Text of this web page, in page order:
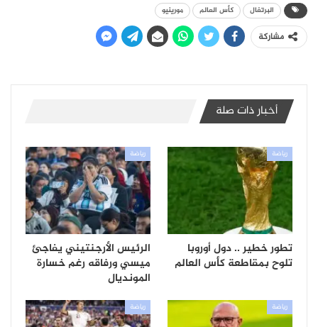
البرتغال كأس العالم مورينيو
مشاركة
أخبار ذات صلة
رياضة
تطور خطير .. دول أوروبا
تلوح بمقاطعة كأس العالم
رياضة
الرئيس الأرجنتيني يفاجئ
ميسي ورفاقه رغم خسارة
المونديال
رياضة رياضة